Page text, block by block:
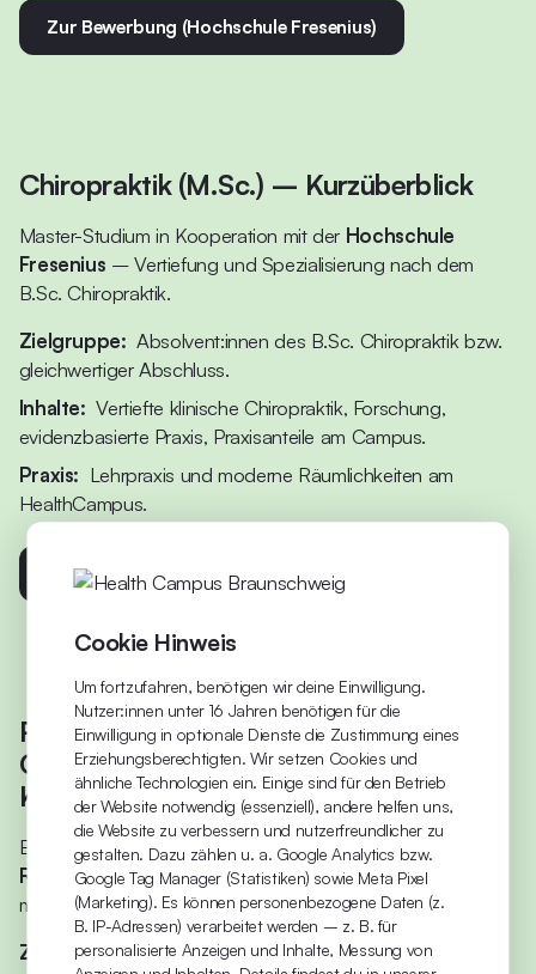
Cookie Hinweis
Um fortzufahren, benötigen wir deine Einwilligung.
Nutzer:innen unter 16 Jahren benötigen für die
Einwilligung in optionale Dienste die Zustimmung eines
Erziehungsberechtigten. Wir setzen Cookies und
ähnliche Technologien ein. Einige sind für den Betrieb
der Website notwendig (essenziell), andere helfen uns,
die Website zu verbessern und nutzerfreundlicher zu
gestalten. Dazu zählen u. a. Google Analytics bzw.
Google Tag Manager (Statistiken) sowie Meta Pixel
(Marketing). Es können personenbezogene Daten (z.
B. IP-Adressen) verarbeitet werden – z. B. für
personalisierte Anzeigen und Inhalte, Messung von
Zur Bewerbung (Hochschule Fresenius)
Chiropraktik (M.Sc.) – Kurzüberblick
Master-Studium in Kooperation mit der Hochschule
Fresenius – Vertiefung und Spezialisierung nach dem
B.Sc. Chiropraktik.
Zielgruppe: Absolvent:innen des B.Sc. Chiropraktik bzw.
gleichwertiger Abschluss.
Inhalte: Vertiefte klinische Chiropraktik, Forschung,
evidenzbasierte Praxis, Praxisanteile am Campus.
Praxis: Lehrpraxis und moderne Räumlichkeiten am
HealthCampus.
Zur Bewerbung (Hochschule Fresenius)
Physician Assistant für
Gesundheitsberufe (B.Sc.) –
Kurzüberblick
Berufsbegleitendes Studium in Kooperation mit der
Remigius Medical School– für Gesundheitsfachberufe
mit Berufserfahrung.
Zielgruppe:Gesundheits- und Krankenpfleger:innen,